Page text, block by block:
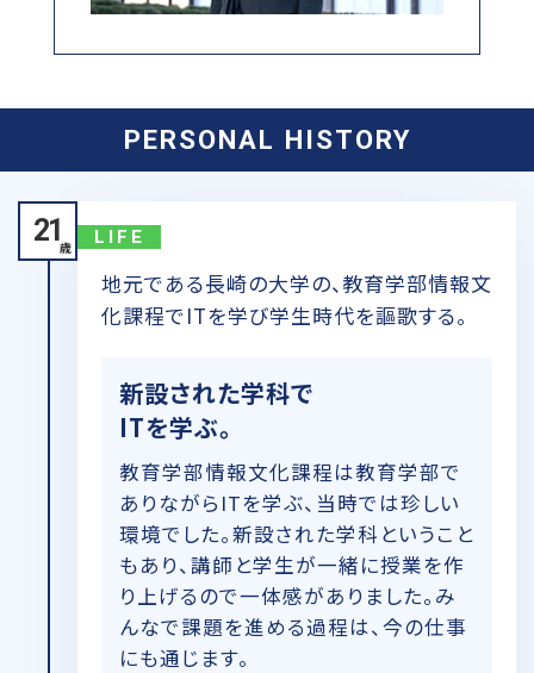
PERSONAL HISTORY
21歳 LIFE
地元である長崎の大学の、教育学部情報文
化課程でITを学び学生時代を謳歌する。
新設された学科で
ITを学ぶ。
教育学部情報文化課程は教育学部で
ありながらITを学ぶ、当時では珍しい
環境でした。新設された学科ということ
もあり、講師と学生が一緒に授業を作
り上げるので一体感がありました。み
んなで課題を進める過程は、今の仕事
にも通じます。